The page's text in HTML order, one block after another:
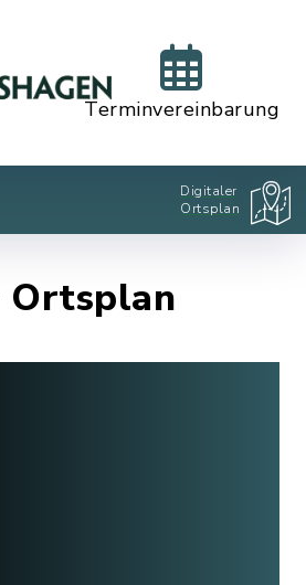
Terminvereinbarung
Digitaler
Ortsplan